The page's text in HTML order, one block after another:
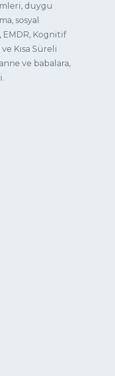
duygu
sosyal
EMDR, Kognitif
Kısa Süreli
ve babalara,